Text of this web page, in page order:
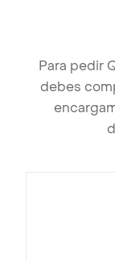
Para pedir
debes